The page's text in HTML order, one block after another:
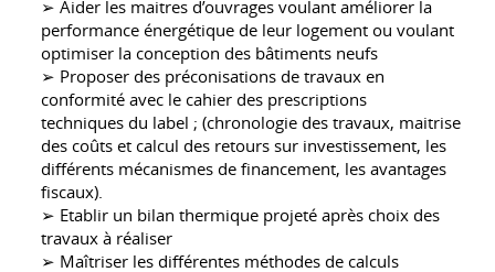
➢ Aider les maitres d’ouvrages voulant améliorer la
performance énergétique de leur logement ou voulant
optimiser la conception des bâtiments neufs
➢ Proposer des préconisations de travaux en
conformité avec le cahier des prescriptions
techniques du label ; (chronologie des travaux, maitrise
des coûts et calcul des retours sur investissement, les
différents mécanismes de financement, les avantages
fiscaux).
➢ Etablir un bilan thermique projeté après choix des
travaux à réaliser
➢ Maîtriser les différentes méthodes de calculs